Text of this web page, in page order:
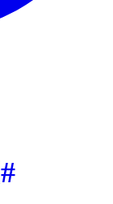
#